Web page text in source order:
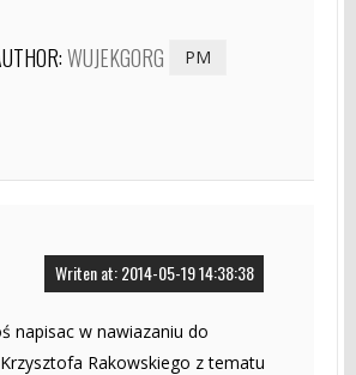
WUJEKGORG PM
Writen at: 2014-05-19 14:38:38
napisac w nawiazaniu do
Rakowskiego z tematu